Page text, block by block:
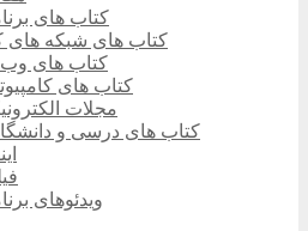
کتاب های
کتاب های شبکه های
کتاب های وب
کتاب های
مجلات
کتاب های درسی و
ویدئوهای